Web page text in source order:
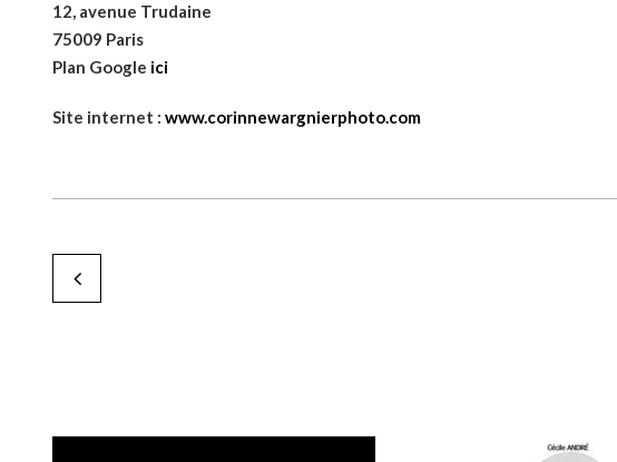
12, avenue Trudaine
75009 Paris
Plan Google ici
Site internet : www.corinnewargnierphoto.com